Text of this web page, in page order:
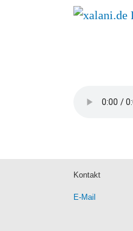
Kontakt
E-Mail